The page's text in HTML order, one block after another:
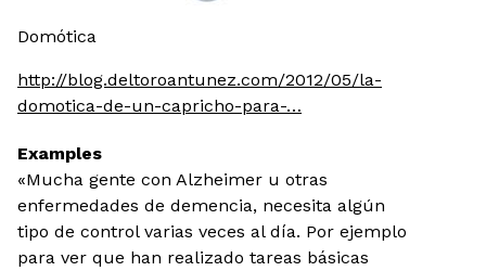
Domótica
http://blog.deltoroantunez.com/2012/05/la-
domotica-de-un-capricho-para-…
Examples
«Mucha gente con Alzheimer u otras
enfermedades de demencia, necesita algún
tipo de control varias veces al día. Por ejemplo
para ver que han realizado tareas básicas